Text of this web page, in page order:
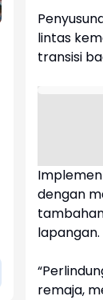
lintas
transisi
dengan
lapangan.
remaja,